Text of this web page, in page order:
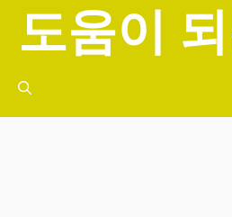
너
도움이